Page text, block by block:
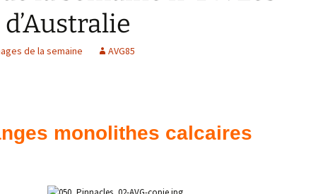
Conférences
Galerie de vidéos
de la semaine AVG85
monolithes calcaires